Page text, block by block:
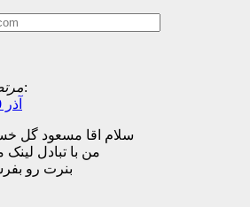
گفت:
آذر 10, 1393 در 17:06
سلام اقا مسعود گل
من با تبادل
بنرت رو